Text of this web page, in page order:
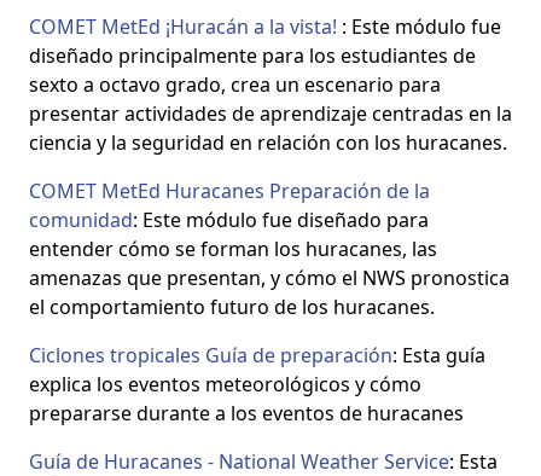
COMET MetEd ¡Huracán a la vista! : Este módulo fue
diseñado principalmente para los estudiantes de
sexto a octavo grado, crea un escenario para
presentar actividades de aprendizaje centradas en la
ciencia y la seguridad en relación con los huracanes.
COMET MetEd Huracanes Preparación de la
comunidad: Este módulo fue diseñado para
entender cómo se forman los huracanes, las
amenazas que presentan, y cómo el NWS pronostica
el comportamiento futuro de los huracanes.
Ciclones tropicales Guía de preparación: Esta guía
explica los eventos meteorológicos y cómo
prepararse durante a los eventos de huracanes
Guía de Huracanes - National Weather Service: Esta